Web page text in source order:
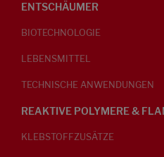
ENTSCHÄUMER
BIOTECHNOLOGIE
LEBENSMITTEL
TECHNISCHE ANWENDUNGEN
REAKTIVE POLYMERE &
KLEBSTOFFZUSÄTZE